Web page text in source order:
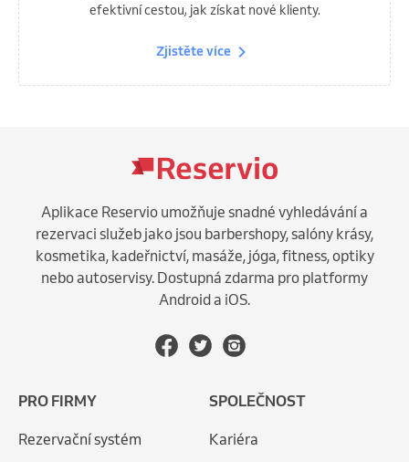
efektivní cestou, jak získat nové klienty.
Zjistěte více
Aplikace Reservio umožňuje snadné vyhledávání a
rezervaci služeb jako jsou barbershopy, salóny krásy,
kosmetika, kadeřnictví, masáže, jóga, fitness, optiky
nebo autoservisy. Dostupná zdarma pro platformy
Android a iOS.
PRO FIRMY
Rezervační systém
SPOLEČNOST
Kariéra